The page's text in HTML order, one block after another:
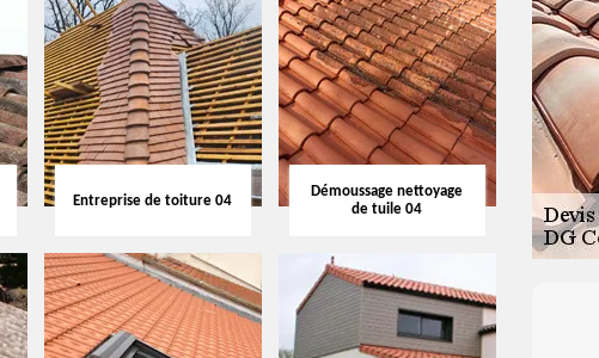
Entreprise de toiture 04
Démoussage nettoyage
de tuile 04